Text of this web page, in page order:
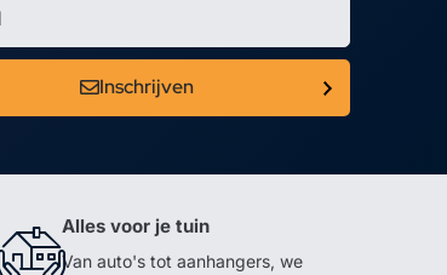
Inschrijven
Alles voor je tuin
Van auto's tot aanhangers, we